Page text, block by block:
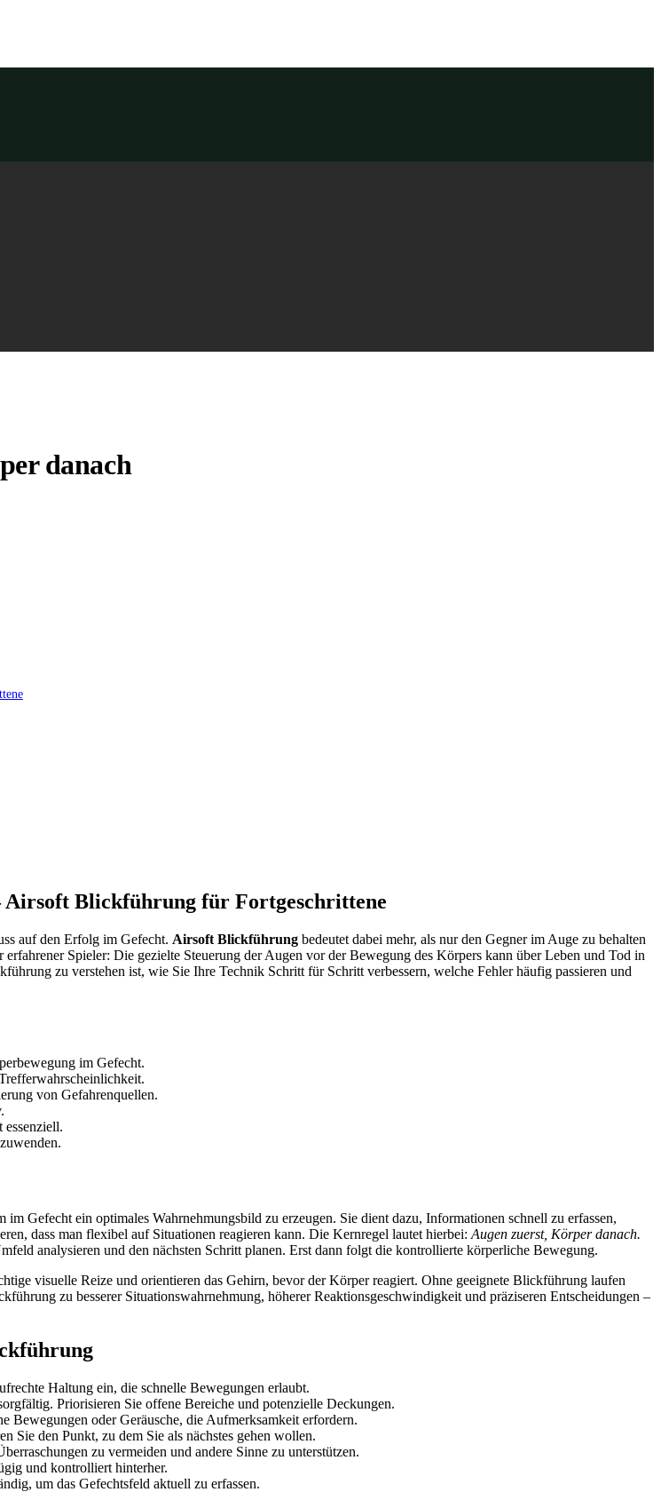
danach
Blickführung für Fortgeschrittene
auf den Erfolg im Gefecht. Airsoft Blickführung bedeutet dabei mehr, als nur den Gegner im Auge zu behalten
Spieler: Die gezielte Steuerung der Augen vor der Bewegung des Körpers kann über Leben und Tod in
zu verstehen ist, wie Sie Ihre Technik Schritt für Schritt verbessern, welche Fehler häufig passieren und
im Gefecht.
von Gefahrenquellen.
Gefecht ein optimales Wahrnehmungsbild zu erzeugen. Sie dient dazu, Informationen schnell zu erfassen,
dass man flexibel auf Situationen reagieren kann. Die Kernregel lautet hierbei: Augen zuerst, Körper danach.
analysieren und den nächsten Schritt planen. Erst dann folgt die kontrollierte körperliche Bewegung.
visuelle Reize und orientieren das Gehirn, bevor der Körper reagiert. Ohne geeignete Blickführung laufen
zu besserer Situationswahrnehmung, höherer Reaktionsgeschwindigkeit und präziseren Entscheidungen –
Haltung ein, die schnelle Bewegungen erlaubt.
Priorisieren Sie offene Bereiche und potenzielle Deckungen.
Bewegungen oder Geräusche, die Aufmerksamkeit erfordern.
Sie den Punkt, zu dem Sie als nächstes gehen wollen.
zu vermeiden und andere Sinne zu unterstützen.
und kontrolliert hinterher.
um das Gefechtsfeld aktuell zu erfassen.